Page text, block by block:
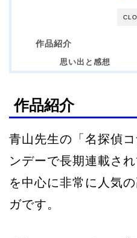
作品紹介
思い出と感想
作品紹介
青山先生の「名探偵
ンデーで長期連載さ
を中心に非常に人気
ガです。